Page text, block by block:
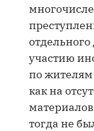
участию
по жителям
как на
тогда не